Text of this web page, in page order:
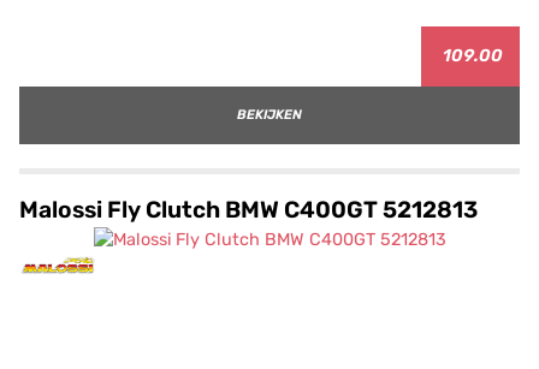
109.00
BEKIJKEN
Malossi Fly Clutch BMW C400GT 5212813